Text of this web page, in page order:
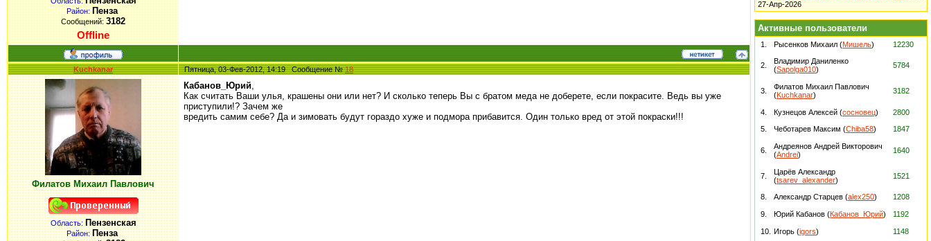
Район: Пенза
Сообщений:3182
Offline
Kuchkanar Пятница, 03-Фев-2012, 14:19 Сообщение №18
Филатов Михаил Павлович
Область:Пензенская
Район: Пенза
Кабанов_Юрий,
Как считать Ваши улья, крашены они или нет? И сколько теперь Вы с братом меда не доберете, если покрасите. Ведь вы уже
приступили!? Зачем же
вредить самим себе? Да и зимовать будут гораздо хуже и подмора прибавится. Один только вред от этой покраски!!!
27-Апр-2026
Активные пользователи
1. Рысенков Михаил (Мишель) 12230
2.
Владимир Даниленко
(Sapolga010) 5784
3.
Филатов Михаил Павлович
(Kuchkanar) 3182
4. Кузнецов Алексей (сосновец) 2800
5. Чеботарев Максим (Chiba58) 1847
6.
Андреянов Андрей Викторович
(Andrei) 1640
7.
Царёв Александр
(tsarev_alexander) 1521
8. Александр Старцев (alex250) 1208
9. Юрий Кабанов (Кабанов_Юрий) 1192
10. Игорь (igors) 1148